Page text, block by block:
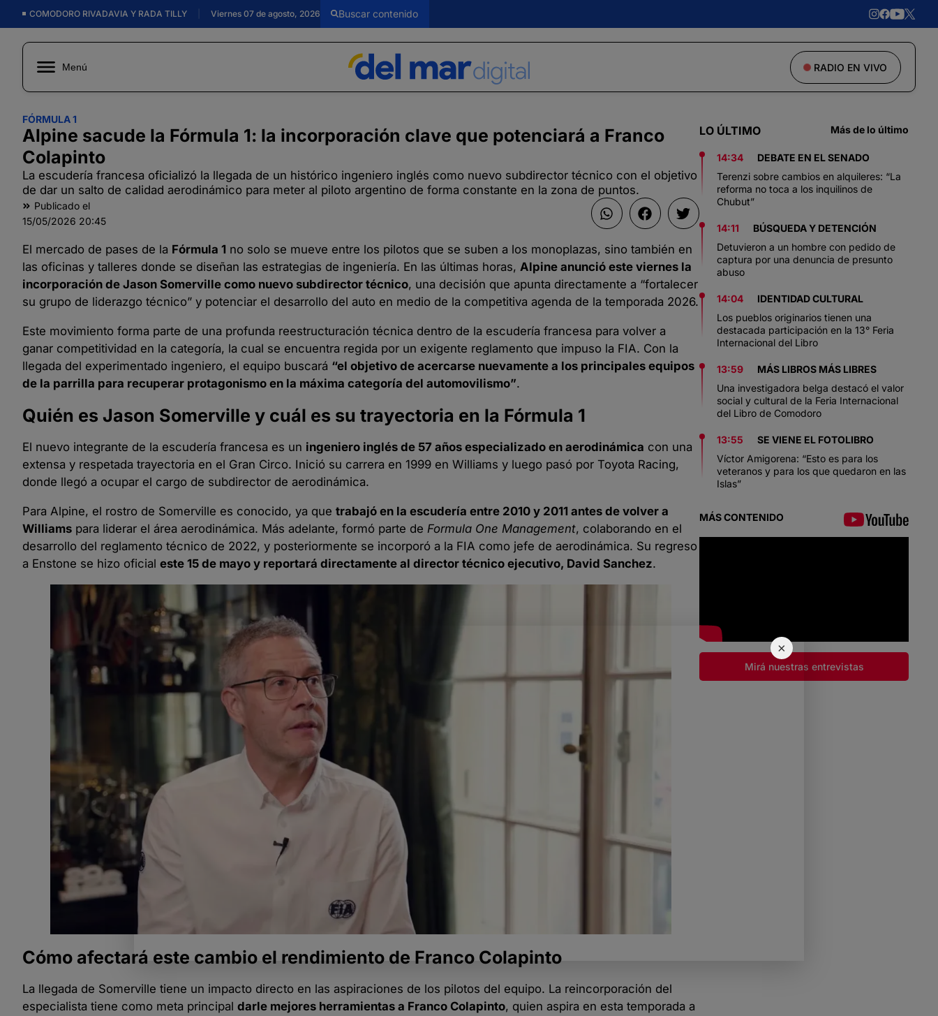
COMODORO RIVADAVIA Y RADA TILLY Viernes 07 de agosto, 2026
Menú RADIO EN VIVO
×
FÓRMULA 1
Alpine sacude la Fórmula 1: la incorporación clave que potenciará a Franco
Colapinto
La escudería francesa oficializó la llegada de un histórico ingeniero inglés como nuevo subdirector técnico con el objetivo
de dar un salto de calidad aerodinámico para meter al piloto argentino de forma constante en la zona de puntos.
Publicado el
15/05/2026 20:45
El mercado de pases de la Fórmula 1 no solo se mueve entre los pilotos que se suben a los monoplazas, sino también en
las oficinas y talleres donde se diseñan las estrategias de ingeniería. En las últimas horas, Alpine anunció este viernes la
incorporación de Jason Somerville como nuevo subdirector técnico, una decisión que apunta directamente a “fortalecer
su grupo de liderazgo técnico” y potenciar el desarrollo del auto en medio de la competitiva agenda de la temporada 2026.
Este movimiento forma parte de una profunda reestructuración técnica dentro de la escudería francesa para volver a
ganar competitividad en la categoría, la cual se encuentra regida por un exigente reglamento que impuso la FIA. Con la
llegada del experimentado ingeniero, el equipo buscará “el objetivo de acercarse nuevamente a los principales equipos
de la parrilla para recuperar protagonismo en la máxima categoría del automovilismo”.
Quién es Jason Somerville y cuál es su trayectoria en la Fórmula 1
El nuevo integrante de la escudería francesa es un ingeniero inglés de 57 años especializado en aerodinámica con una
extensa y respetada trayectoria en el Gran Circo. Inició su carrera en 1999 en Williams y luego pasó por Toyota Racing,
donde llegó a ocupar el cargo de subdirector de aerodinámica.
Para Alpine, el rostro de Somerville es conocido, ya que trabajó en la escudería entre 2010 y 2011 antes de volver a
Williams para liderar el área aerodinámica. Más adelante, formó parte de Formula One Management, colaborando en el
desarrollo del reglamento técnico de 2022, y posteriormente se incorporó a la FIA como jefe de aerodinámica. Su regreso
a Enstone se hizo oficial este 15 de mayo y reportará directamente al director técnico ejecutivo, David Sanchez.
Cómo afectará este cambio el rendimiento de Franco Colapinto
La llegada de Somerville tiene un impacto directo en las aspiraciones de los pilotos del equipo. La reincorporación del
especialista tiene como meta principal darle mejores herramientas a Franco Colapinto, quien aspira en esta temporada a
LO ÚLTIMO Más de lo último
14:34
DEBATE EN EL SENADO
Terenzi sobre cambios en alquileres: “La
reforma no toca a los inquilinos de
Chubut”
14:11
BÚSQUEDA Y DETENCIÓN
Detuvieron a un hombre con pedido de
captura por una denuncia de presunto
abuso
14:04
IDENTIDAD CULTURAL
Los pueblos originarios tienen una
destacada participación en la 13° Feria
Internacional del Libro
13:59
MÁS LIBROS MÁS LIBRES
Una investigadora belga destacó el valor
social y cultural de la Feria Internacional
del Libro de Comodoro
13:55
SE VIENE EL FOTOLIBRO
Víctor Amigorena: “Esto es para los
veteranos y para los que quedaron en las
Islas”
MÁS CONTENIDO
Mirá nuestras entrevistas